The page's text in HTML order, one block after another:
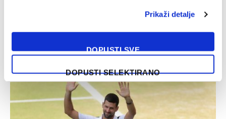
Prikaži detalje
DOPUSTI SVE
DOPUSTI SELEKTIRANO
morati objaviti
03/08/2026